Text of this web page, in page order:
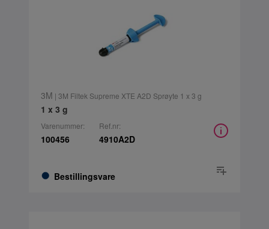
3M | 3M Filtek Supreme XTE A2D Sprøyte 1 x 3 g
1 x 3 g
Varenummer:
100456
Bestillingsvare
Ref.nr:
4910A2D